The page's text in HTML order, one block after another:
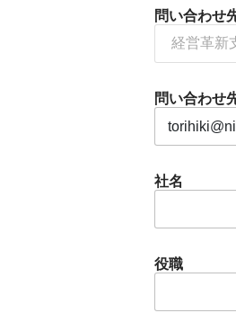
問い合わせ
問い合わせ
社名
役職